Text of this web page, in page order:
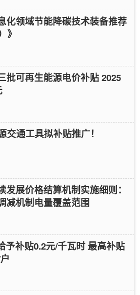
化领域节能降碳技术装备推荐
》
批可再生能源电价补贴 2025
交通工具拟补贴推广！
发展价格结算机制实施细则：
减机制电量覆盖范围
予补贴0.2元/千瓦时 最高补贴